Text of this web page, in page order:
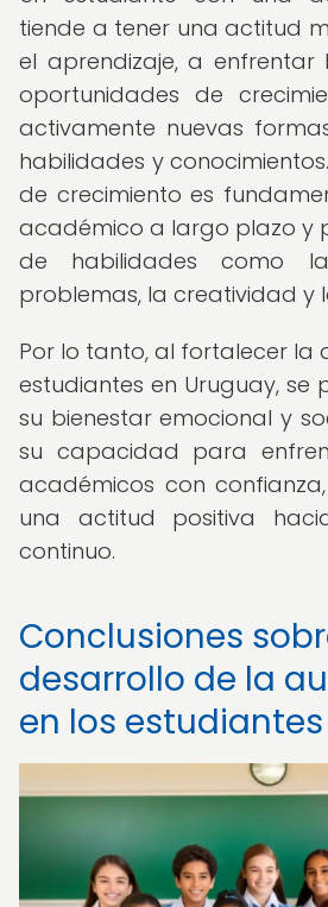
tiende a tener una actitud
el aprendizaje, a enfrentar
oportunidades de
activamente nuevas
habilidades y
de crecimiento es
académico a largo plazo y
de habilidades como
problemas, la creatividad
Por lo tanto, al fortalecer la
estudiantes en Uruguay, se
su bienestar emocional y
su capacidad para
académicos con
una actitud positiva
continuo.
Conclusiones
desarrollo de la
en los